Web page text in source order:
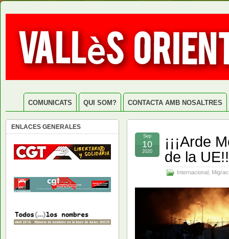
COMUNICATS QUI SOM? CONTACTA AMB NOSALTRES
¡¡¡Arde
de la
Internacional
Sep
10
2020
ENLACES GENERALES